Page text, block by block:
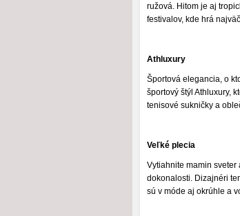
ružová. Hitom je aj
festivalov, kde hrá
Athluxury
Športová elegancia, o
športový štýl Athluxury,
tenisové sukničky a
Veľké plecia
Vytiahnite mamin sveter
dokonalosti. Dizajnéri
sú v móde aj okrúhle a